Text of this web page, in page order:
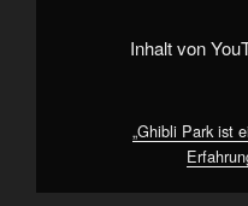
Inhalt von
„Ghibli Park ist